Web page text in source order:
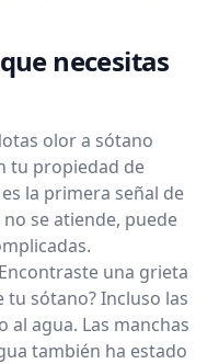
necesitas
olor a sótano
tu propiedad de
la primera señal de
se atiende, puede
una grieta
tu sótano? Incluso las
agua. Las manchas
también ha estado